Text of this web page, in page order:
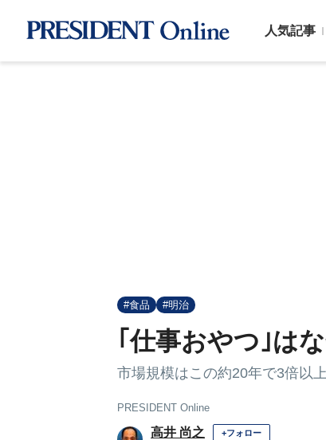
人気記事
#食品 #明治
｢仕事おやつ｣は
市場規模はこの約20年で3倍以
PRESIDENT Online
高井 尚之 +フォロー